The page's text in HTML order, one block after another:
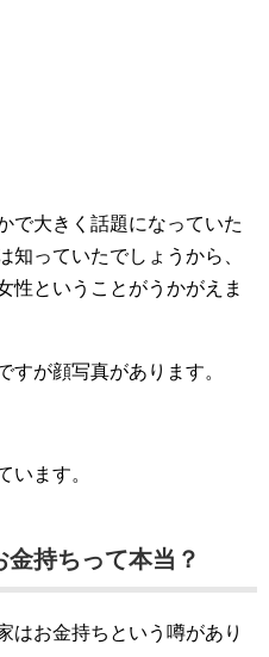
で大きく話題になっていた
知っていたでしょうから、
性ということがうかがえま
すが顔写真があります。
います。
持ちって本当？
はお金持ちという噂があり